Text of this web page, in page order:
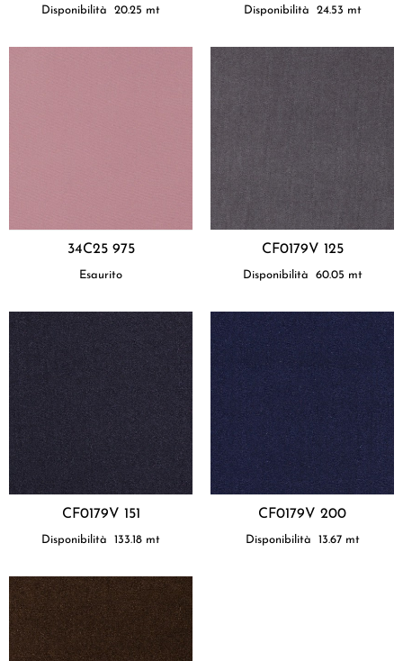
Disponibilità 20.25 mt Disponibilità 24.53 mt
34C25 975
Esaurito
CF0179V 125
Disponibilità 60.05 mt
CF0179V 151
Disponibilità 133.18 mt
CF0179V 200
Disponibilità 13.67 mt